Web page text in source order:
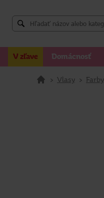
V zľave Domácnosť
> Vlasy > Farby